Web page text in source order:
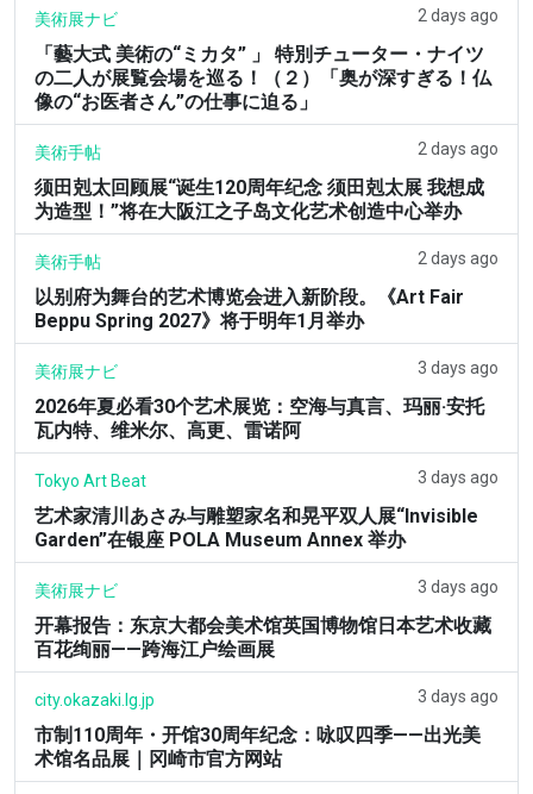
美術展ナビ 2 days ago
「藝大式 美術の“ミカタ” 」 特別チューター・ナイツ
の二人が展覧会場を巡る！（２）「奥が深すぎる！仏
像の“お医者さん”の仕事に迫る」
美術手帖 2 days ago
须田剋太回顾展“诞生120周年纪念 须田剋太展 我想成
为造型！”将在大阪江之子岛文化艺术创造中心举办
美術手帖 2 days ago
以别府为舞台的艺术博览会进入新阶段。《Art Fair
Beppu Spring 2027》将于明年1月举办
美術展ナビ 3 days ago
2026年夏必看30个艺术展览：空海与真言、玛丽·安托
瓦内特、维米尔、高更、雷诺阿
Tokyo Art Beat 3 days ago
艺术家清川あさみ与雕塑家名和晃平双人展“Invisible
Garden”在银座 POLA Museum Annex 举办
美術展ナビ 3 days ago
开幕报告：东京大都会美术馆英国博物馆日本艺术收藏
百花绚丽——跨海江户绘画展
city.okazaki.lg.jp 3 days ago
市制110周年・开馆30周年纪念：咏叹四季——出光美
术馆名品展｜冈崎市官方网站